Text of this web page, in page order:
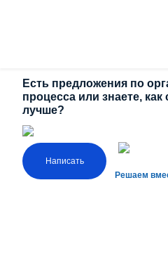
Есть предложения по
процесса или знаете,
лучше?
Написать
Решаем